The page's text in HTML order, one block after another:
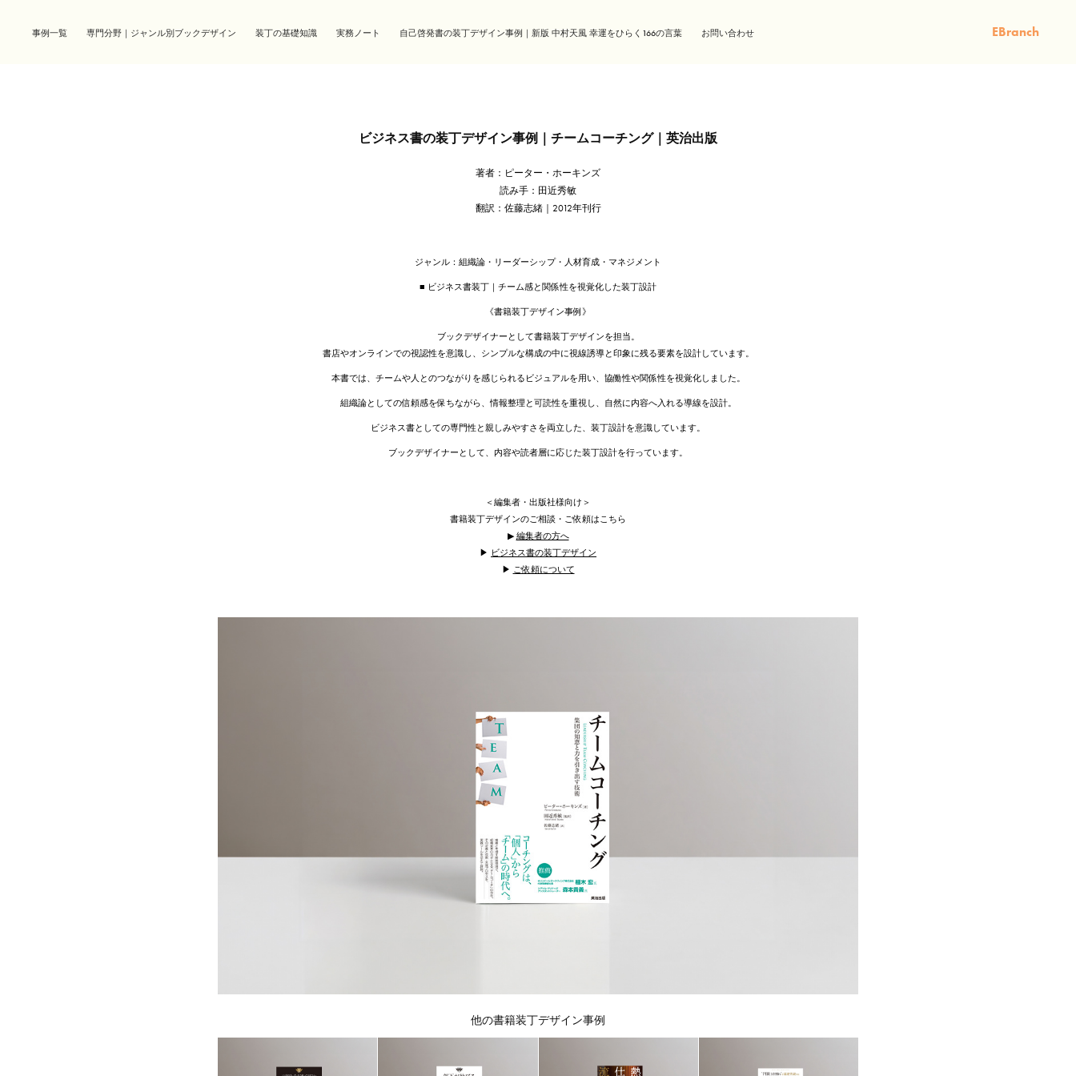
事例一覧 専門分野｜ジャンル別ブックデザイン 装丁の基礎知識 実務ノート 自己啓発書の装丁デザイン事例｜新版 中村天風 幸運をひらく166の言葉 お問い合わせ EBranch
ビジネス書の装丁デザイン事例｜チームコーチング｜英治出版
著者：ピーター・ホーキンズ
読み手：田近秀敏
翻訳：佐藤志緒｜2012年刊行
ジャンル：組織論・リーダーシップ・人材育成・マネジメント
■ ビジネス書装丁｜チーム感と関係性を視覚化した装丁設計
《書籍装丁デザイン事例》
ブックデザイナーとして書籍装丁デザインを担当。
書店やオンラインでの視認性を意識し、シンプルな構成の中に視線誘導と印象に残る要素を設計しています。
本書では、チームや人とのつながりを感じられるビジュアルを用い、協働性や関係性を視覚化しました。
組織論としての信頼感を保ちながら、情報整理と可読性を重視し、自然に内容へ入れる導線を設計。
ビジネス書としての専門性と親しみやすさを両立した、装丁設計を意識しています。
ブックデザイナーとして、内容や読者層に応じた装丁設計を行っています。
＜編集者・出版社様向け＞
書籍装丁デザインのご相談・ご依頼はこちら
▶︎ 編集者の方へ
▶︎ ビジネス書の装丁デザイン
▶︎ ご依頼について
他の書籍装丁デザイン事例